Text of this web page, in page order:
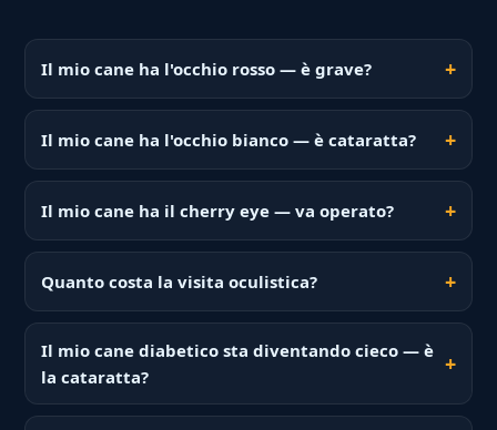
Il mio cane ha l'occhio rosso — è grave?
Il mio cane ha l'occhio bianco — è cataratta?
Il mio cane ha il cherry eye — va operato?
Quanto costa la visita oculistica?
Il mio cane diabetico sta diventando cieco — è
la cataratta?